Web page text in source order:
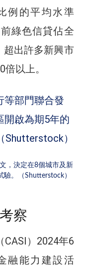
例的平均水準
前綠色信貸佔全
超出許多新興市
以上。
，決定在8個城市及新
。（Shutterstock）
察
）2024年6
融能力建設活